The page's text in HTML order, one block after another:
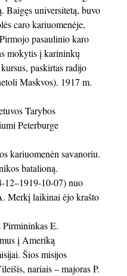
Baigęs universitetą, buvo
caro kariuomenėje,
pasaulinio karo
mokytis į karininkų
paskirtas radijo
Maskvos). 1917 m.
Tarybos
Peterburge
kariuomenėn savanoriu.
batalioną.
10-07) nuo
Merkį laikinai ėjo krašto
Pirmininkas E.
į Ameriką
Šios misijos
nariais – majoras P.